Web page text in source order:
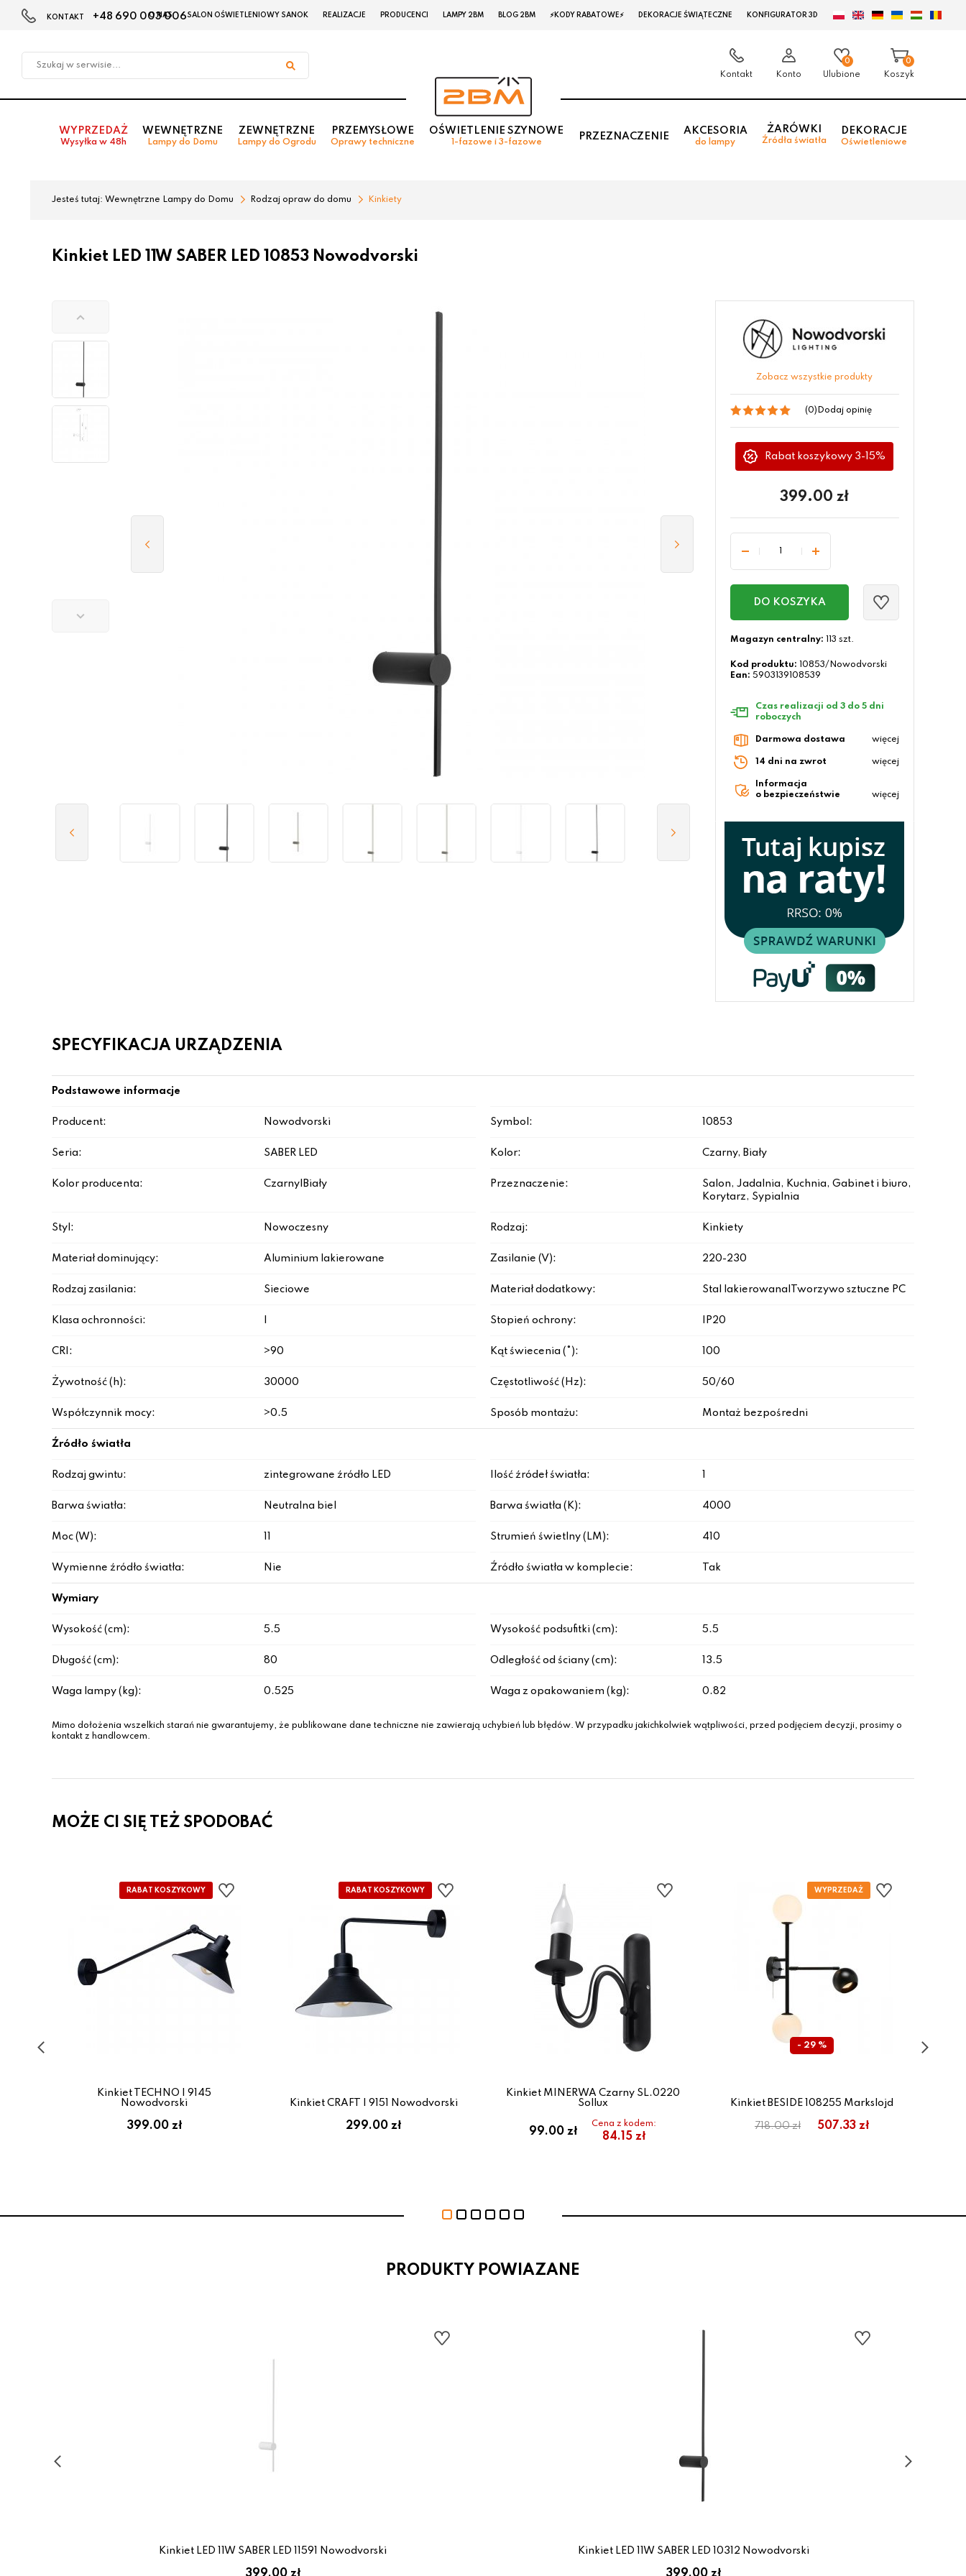
w
KONTAKT +48 690 003 006
O NAS SALON OŚWIETLENIOWY SANOK REALIZACJE PRODUCENCI LAMPY 2BM BLOG 2BM ⚡KODY RABATOWE⚡ DEKORACJE ŚWIĄTECZNE KONFIGURATOR 3D
Kontakt Konto
0
Ulubione
0
Koszyk
WYPRZEDAŻ
Wysyłka w 48h
WEWNĘTRZNE
Lampy do Domu
ZEWNĘTRZNE
Lampy do Ogrodu
PRZEMYSŁOWE
Oprawy techniczne
OŚWIETLENIE SZYNOWE
1-fazowe i 3-fazowe
PRZEZNACZENIE
AKCESORIA
do lampy
ŻARÓWKI
Źródła światła
DEKORACJE
Oświetleniowe
Jesteś tutaj: Wewnętrzne Lampy do Domu Rodzaj opraw do domu Kinkiety
Kinkiet LED 11W SABER LED 10853 Nowodvorski
Zobacz wszystkie produkty
(0) Dodaj opinię
Rabat koszykowy 3-15%
399.00 zł
DO KOSZYKA
Magazyn centralny: 113 szt.
Kod produktu:
10853/Nowodvorski
Ean: 5903139108539
Czas realizacji od 3 do 5 dni
roboczych
Darmowa dostawa więcej
14 dni na zwrot więcej
Informacja
o bezpieczeństwie
więcej
SPECYFIKACJA URZĄDZENIA
Podstawowe informacje
Producent: Nowodvorski Symbol: 10853
Seria: SABER LED Kolor: Czarny, Biały
Kolor producenta: Czarny|Biały Przeznaczenie:
Salon, Jadalnia, Kuchnia, Gabinet i biuro,
Korytarz, Sypialnia
Styl: Nowoczesny Rodzaj: Kinkiety
Materiał dominujący: Aluminium lakierowane Zasilanie (V): 220-230
Rodzaj zasilania: Sieciowe Materiał dodatkowy: Stal lakierowana|Tworzywo sztuczne PC
Klasa ochronności: Stopień ochrony: IP20
CRI: >90 Kąt świecenia (°): 100
Żywotność (h): 30000 Częstotliwość (Hz): 50/60
Współczynnik mocy: >0.5 Sposób montażu: Montaż bezpośredni
Źródło światła
Rodzaj gwintu: zintegrowane źródło LED Ilość źródeł światła:
Barwa światła: Neutralna biel Barwa światła (K): 4000
Moc (W): Strumień świetlny (LM): 410
Wymienne źródło światła: Nie Źródło światła w komplecie: Tak
Wymiary
Wysokość (cm): 5.5 Wysokość podsufitki (cm): 5.5
Długość (cm): 80 Odległość od ściany (cm): 13.5
Waga lampy (kg): 0.525 Waga z opakowaniem (kg): 0.82
Mimo dołożenia wszelkich starań nie gwarantujemy, że publikowane dane techniczne nie zawierają uchybień lub błędów. W przypadku jakichkolwiek wątpliwości, przed podjęciem decyzji, prosimy o
kontakt z handlowcem.
MOŻE CI SIĘ TEŻ SPODOBAĆ
Kinkiet TECHNO I 9145
Nowodvorski
399.00 zł
Kinkiet CRAFT I 9151 Nowodvorski
299.00 zł
Kinkiet MINERWA Czarny SL.0220
Sollux
99.00 zł
Cena z kodem:
84.15 zł
- 29 %
Kinkiet BESIDE 108255 Markslojd
718.00 zł 507.33 zł
PRODUKTY POWIAZANE
Kinkiet LED 11W SABER LED 11591 Nowodvorski Kinkiet LED 11W SABER LED 10312 Nowodvorski